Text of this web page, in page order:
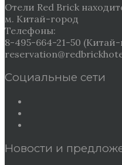
Отели Red Brick
м. Китай-город
Телефоны:
8-495-664-21-50
Социальные сети
Новости и